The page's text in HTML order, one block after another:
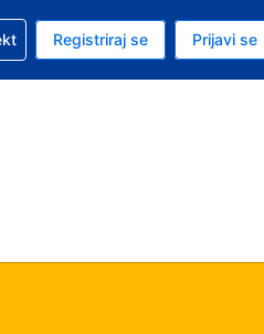
EURjezik Hrvatskom
svojom rezervacijom
Registriraj se Prijavi se